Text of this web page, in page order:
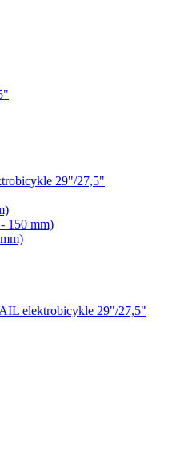
29"/27,5"
150 mm)
elektrobicykle 29"/27,5"